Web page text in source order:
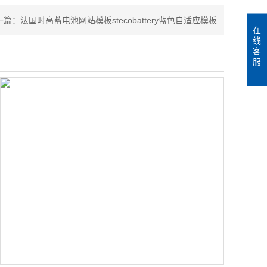
： 法国时高蓄电池网站模板stecobattery蓝色自适应模板
在
线
客
服